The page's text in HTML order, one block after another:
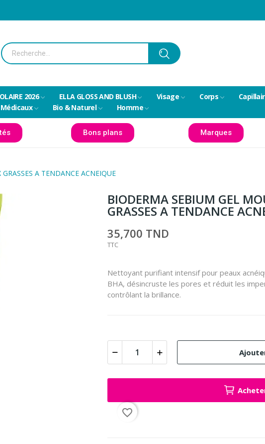
2026 ELLA GLOSS AND BLUSH Visage Corps
Bio & Naturel Homme
Bons plans Marques
A TENDANCE ACNEIQUE
BIODERMA SEBIUM GEL
GRASSES A TENDANCE
35,700 TND
TTC
Nettoyant purifiant intensif pour peaux
BHA, désincruste les pores et réduit les
contrôlant la brillance.
favorite_border